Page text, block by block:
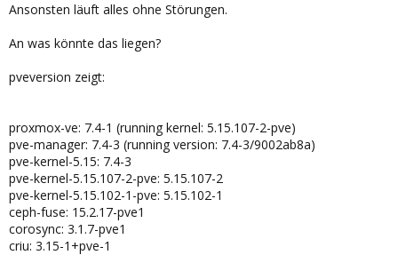
Ansonsten läuft alles ohne Störungen.
An was könnte das liegen?
pveversion zeigt:
proxmox-ve: 7.4-1 (running kernel: 5.15.107-2-pve)
pve-manager: 7.4-3 (running version: 7.4-3/9002ab8a)
pve-kernel-5.15: 7.4-3
pve-kernel-5.15.107-2-pve: 5.15.107-2
pve-kernel-5.15.102-1-pve: 5.15.102-1
ceph-fuse: 15.2.17-pve1
corosync: 3.1.7-pve1
criu: 3.15-1+pve-1